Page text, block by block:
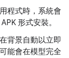
程式時，系統會
形式安裝。
背景自動以立即
能會在模型完全